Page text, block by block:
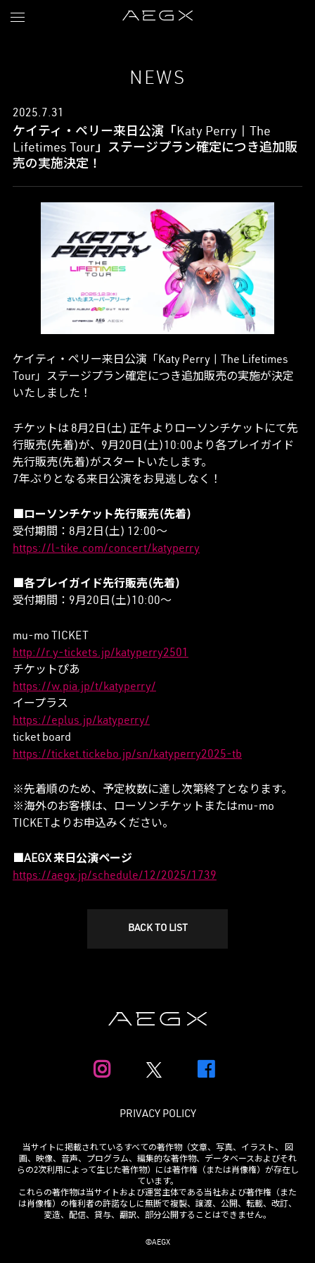
NEWS
2025.7.31
ケイティ・ペリー来日公演「Katy Perry | The
Lifetimes Tour」ステージプラン確定につき追加販
売の実施決定！
ケイティ・ペリー来日公演「Katy Perry | The Lifetimes
Tour」ステージプラン確定につき追加販売の実施が決定
いたしました！
チケットは 8月2日(土) 正午よりローソンチケットにて先
行販売(先着)が、9月20日(土)10:00より各プレイガイド
先行販売(先着)がスタートいたします。
7年ぶりとなる来日公演をお見逃しなく！
■ローソンチケット先行販売(先着)
受付期間：8月2日(土) 12:00〜
https://l-tike.com/concert/katyperry
■各プレイガイド先行販売(先着)
受付期間：9月20日(土)10:00〜
mu-mo TICKET
http://r.y-tickets.jp/katyperry2501
チケットぴあ
https://w.pia.jp/t/katyperry/
イープラス
https://eplus.jp/katyperry/
ticket board
https://ticket.tickebo.jp/sn/katyperry2025-tb
※先着順のため、予定枚数に達し次第終了となります。
※海外のお客様は、ローソンチケットまたはmu-mo
TICKETよりお申込みください。
■AEGX 来日公演ページ
https://aegx.jp/schedule/12/2025/1739
BACK TO LIST
PRIVACY POLICY
当サイトに掲載されているすべての著作物（文章、写真、イラスト、 図
画、映像、音声、プログラム、編集的な著作物、データベースおよびそれ
らの2次利用によって生じた著作物）には著作権（または肖像権）が存在し
ています。
これらの著作物は当サイトおよび運営主体である当社および著作権（また
は肖像権）の権利者の許諾なしに無断で複製、譲渡、公開、転載、改訂、
変造、配信、貸与、翻訳、部分公開することはできません。
©AEGX